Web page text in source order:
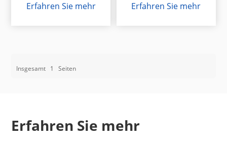
Erfahren Sie mehr Erfahren Sie mehr
Insgesamt 1 Seiten
Erfahren Sie mehr